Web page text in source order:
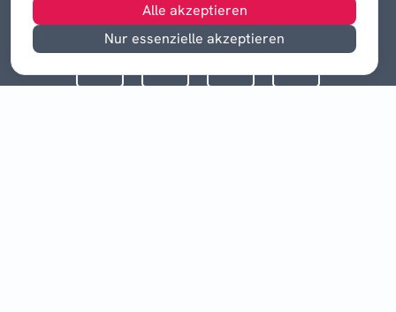
Alle akzeptieren
Nur essenzielle akzeptieren